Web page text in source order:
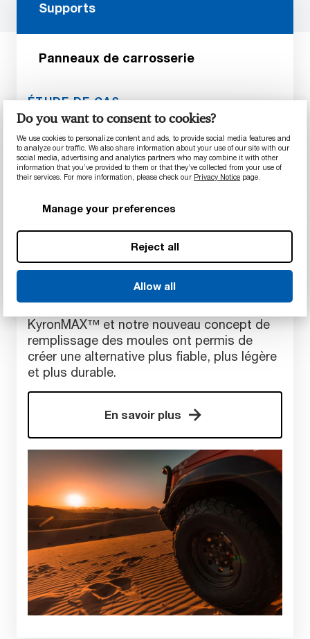
Do you want to consent to cookies?
We use cookies to personalize content and ads, to provide social media features and
to analyze our traffic. We also share information about your use of our site with our
social media, advertising and analytics partners who may combine it with other
information that you’ve provided to them or that they’ve collected from your use of
their services. For more information, please check our Privacy Notice page.
Manage your preferences
Reject all
Allow all
Supports
Panneaux de carrosserie
ÉTUDE DE CAS
Mouler des supports en
composite fibre de carbone pour
remplacer l'acier
exclusives et nos processus de test
rigoureux ont permis d’établir la nouvelle
conception finale de supports pour
véhicules commerciaux en remplaçant
carbone. Les propriétés mécaniques
KyronMAX™ et notre nouveau concept de
remplissage des moules ont permis de
créer une alternative plus fiable, plus légère
et plus durable.
En savoir plus